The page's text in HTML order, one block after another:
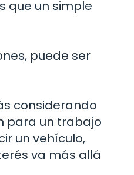
que un simple
puede ser
considerando
para un trabajo
un vehículo,
va más allá